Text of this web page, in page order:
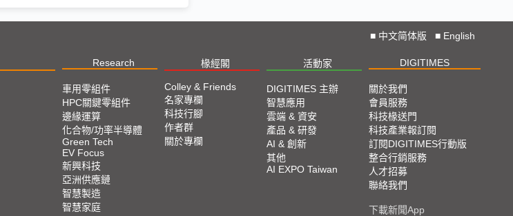
■ 中文简体版 ■ English
Research 椽經閣 活動家 DIGITIMES
車用零組件
HPC關鍵零組件
邊緣運算
化合物/功率半導體
Green Tech
EV Focus
新興科技
亞洲供應鏈
智慧製造
智慧家庭
Colley & Friends
名家專欄
科技行腳
作者群
關於專欄
DIGITIMES 主辦
智慧應用
雲端 & 資安
產品 & 研發
AI & 創新
其他
AI EXPO Taiwan
關於我們
會員服務
科技椽送門
科技產業報訂閱
訂閱DIGITIMES行動版
整合行銷服務
人才招募
聯絡我們
下載新聞App